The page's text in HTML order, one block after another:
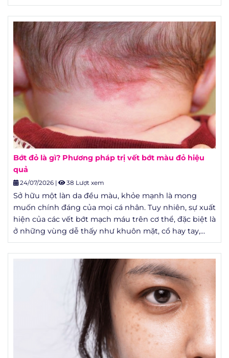
Bớt đỏ là gì? Phương pháp trị vết bớt màu đỏ hiệu
quả
24/07/2026 | 38 Lượt xem
Sở hữu một làn da đều màu, khỏe mạnh là mong
muốn chính đáng của mọi cá nhân. Tuy nhiên, sự xuất
hiện của các vết bớt mạch máu trên cơ thể, đặc biệt là
ở những vùng dễ thấy như khuôn mặt, cổ hay tay,
thường tạo ra những rào cản tâm lý lớn. Không chỉ
ảnh hưởng đến yếu tố thẩm mỹ, một số trường hợp
bớt mạch máu còn liên quan đến các vấn đề y khoa
cần được theo dõi sát sao.